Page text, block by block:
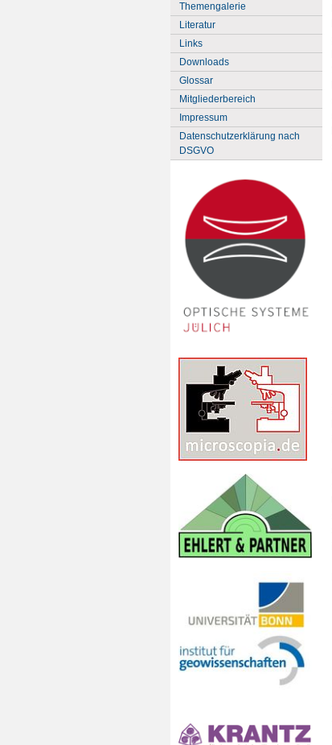
Themengalerie
Literatur
Links
Downloads
Glossar
Mitgliederbereich
Impressum
Datenschutzerklärung nach
DSGVO